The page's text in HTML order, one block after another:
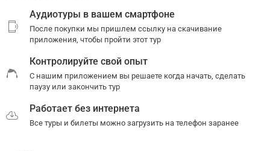
Аудиотуры в вашем смартфоне
После покупки мы пришлем ссылку на скачивание
приложения, чтобы пройти этот тур
Контролируйте свой опыт
С нашим приложением вы решаете когда начать, сделать
паузу или закончить тур
Работает без интернета
Все туры и билеты можно загрузить на телефон заранее